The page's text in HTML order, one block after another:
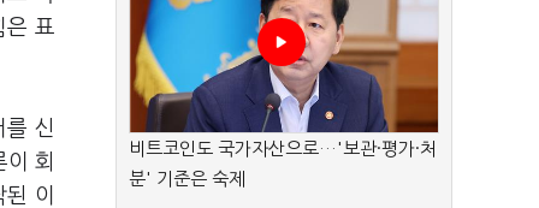
은 표
신
회
이
비트코인도 국가자산으로…'보관·평가·처
분' 기준은 숙제